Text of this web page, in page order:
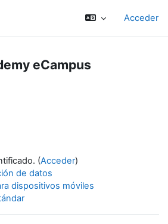
Acceder
eCampus
(Acceder)
de datos
dispositivos móviles